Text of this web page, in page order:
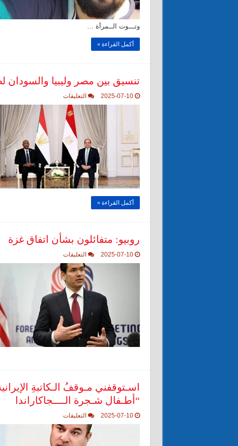
شـديد
وسـط
وتـــوت الــمرأة …
أكمل القراءة »
تنسيق بين مصر وليبيا
2025-07-10 التعليقات
والسودان
لضبط
منطقة
المثلث
الحدودي
مغلقة
أكمل القراءة »
روبيو: متفائلون بشأن اتفاق غزة
2025-07-10 التعليقات
متفائلون
بشأن
اتفاق
غزة
مغلقة
اسـتوقفني مـوقفُ الـكاتبةِ
“أطـفال شـجرة الــــجاكاراندا
2025-07-10 التعليقات
مـوقفُ
الـكاتبةِ
الإيرانية